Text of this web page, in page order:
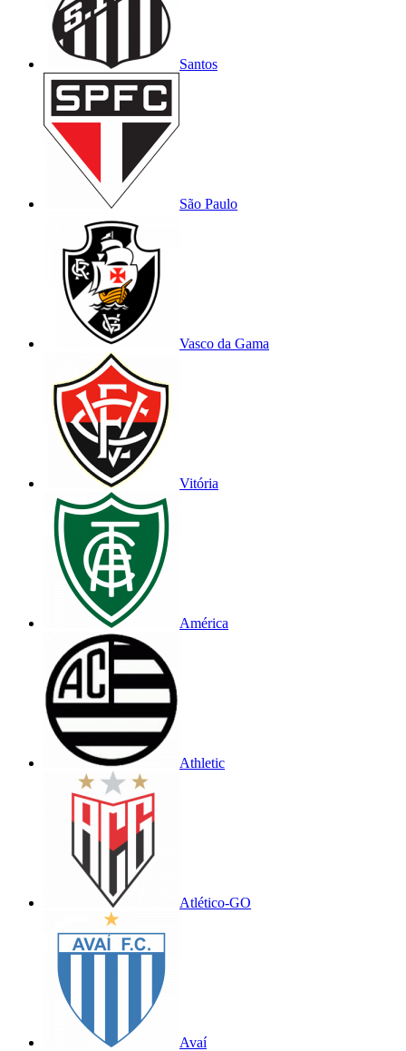
Santos
São Paulo
Vasco da Gama
Vitória
América
Athletic
Atlético-GO
Avaí